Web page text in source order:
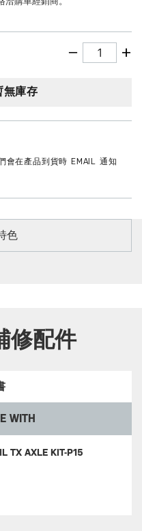
無庫存
會在產品到貨時 EMAIL 通知
色
修配件
WITH
TX AXLE KIT-P15